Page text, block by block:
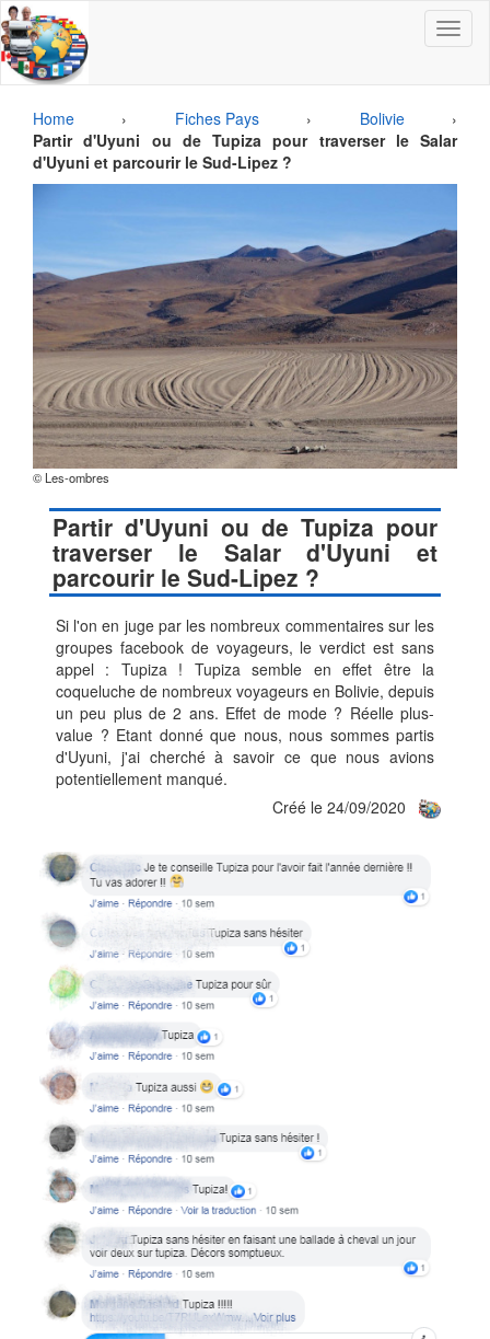
Toggle
Home › Fiches Pays› Bolivie›
Partir d'Uyuni ou de Tupiza pour traverser le Salar
d'Uyuni et parcourir le Sud-Lipez ?
© Les-ombres
Partir d'Uyuni ou de Tupiza pour
traverser le Salar d'Uyuni et
parcourir le Sud-Lipez ?
Si l'on en juge par les nombreux commentaires sur les
groupes facebook de voyageurs, le verdict est sans
appel : Tupiza ! Tupiza semble en effet être la
coqueluche de nombreux voyageurs en Bolivie, depuis
un peu plus de 2 ans. Effet de mode ? Réelle plus-
value ? Etant donné que nous, nous sommes partis
d'Uyuni, j'ai cherché à savoir ce que nous avions
potentiellement manqué.
Créé le 24/09/2020